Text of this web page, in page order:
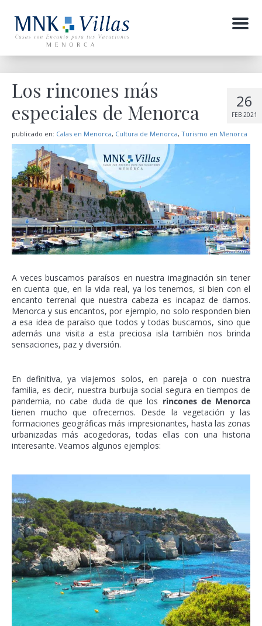
Menu
26
FEB 2021
Los rincones más
especiales de Menorca
publicado en: Calas en Menorca, Cultura de Menorca, Turismo en Menorca
A veces buscamos paraísos en nuestra imaginación sin tener
en cuenta que, en la vida real, ya los tenemos, si bien con el
encanto terrenal que nuestra cabeza es incapaz de darnos.
Menorca y sus encantos, por ejemplo, no solo responden bien
a esa idea de paraíso que todos y todas buscamos, sino que
además una visita a esta preciosa isla también nos brinda
sensaciones, paz y diversión.
En definitiva, ya viajemos solos, en pareja o con nuestra
familia, es decir, nuestra burbuja social segura en tiempos de
pandemia, no cabe duda de que los rincones de Menorca
tienen mucho que ofrecernos. Desde la vegetación y las
formaciones geográficas más impresionantes, hasta las zonas
urbanizadas más acogedoras, todas ellas con una historia
interesante. Veamos algunos ejemplos: